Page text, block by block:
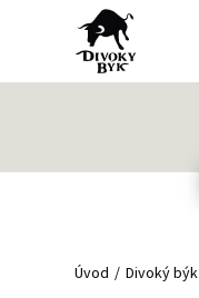
Úvod Divoký býk